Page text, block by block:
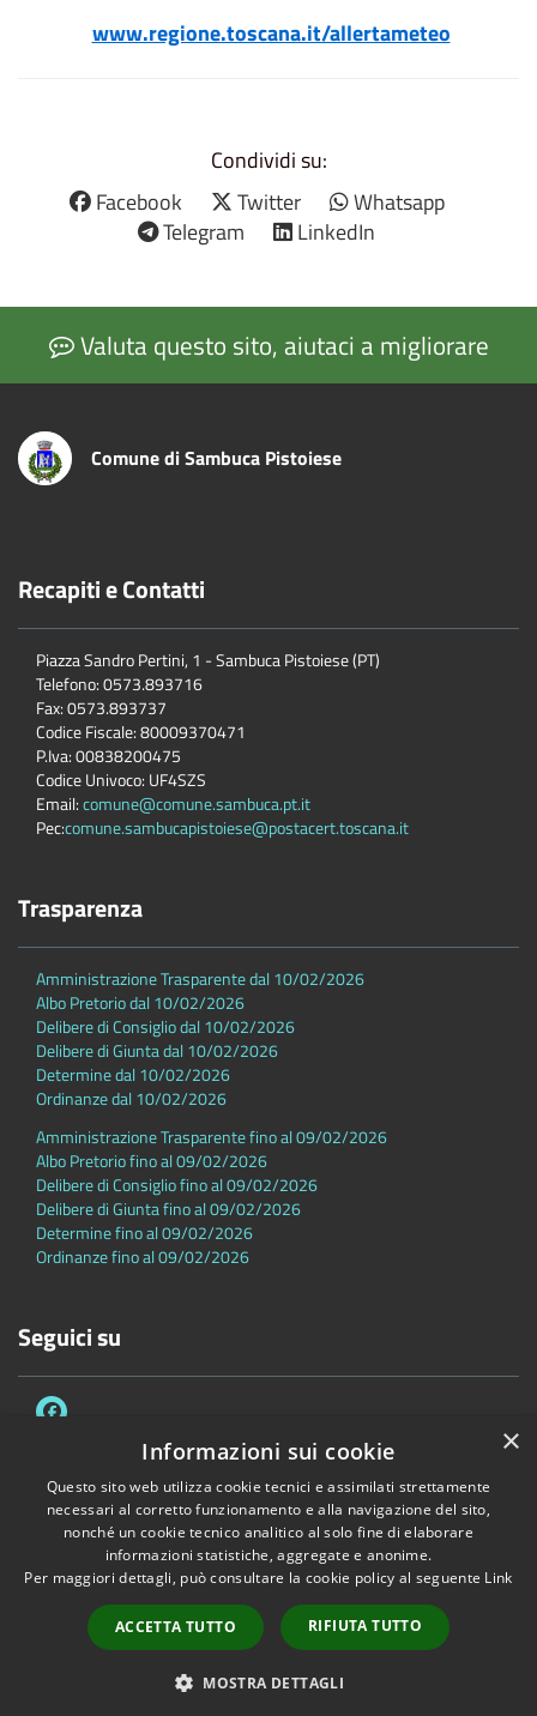
www.regione.toscana.it/allertameteo
Condividi su:
Facebook
Twitter
Whatsapp
Telegram
LinkedIn
Valuta questo sito, aiutaci a migliorare
Comune di Sambuca Pistoiese
Recapiti e Contatti
Piazza Sandro Pertini, 1 - Sambuca Pistoiese (PT)
Telefono: 0573.893716
Fax: 0573.893737
Codice Fiscale: 80009370471
P.Iva: 00838200475
Codice Univoco: UF4SZS
Email:comune@comune.sambuca.pt.it
Pec:comune.sambucapistoiese@postacert.toscana.it
Trasparenza
Amministrazione Trasparente dal 10/02/2026
Albo Pretorio dal 10/02/2026
Delibere di Consiglio dal 10/02/2026
Delibere di Giunta dal 10/02/2026
Determine dal 10/02/2026
Ordinanze dal 10/02/2026
Amministrazione Trasparente fino al 09/02/2026
Albo Pretorio fino al 09/02/2026
Delibere di Consiglio fino al 09/02/2026
Delibere di Giunta fino al 09/02/2026
Determine fino al 09/02/2026
Ordinanze fino al 09/02/2026
Seguici su
Accessibilità Privacy Cookie
Mappa del sito
Dichiarazione di accessibilità
Copyright © 2026 • Comune di Sambuca Pistoiese • Powered by
Municipium•Accesso redazione
×
Informazioni sui cookie
Questo sito web utilizza cookie tecnici e assimilati strettamente
necessari al corretto funzionamento e alla navigazione del sito,
nonché un cookie tecnico analitico al solo fine di elaborare
informazioni statistiche, aggregate e anonime.
Per maggiori dettagli, può consultare la cookie policy al seguente Link
ACCETTA TUTTO RIFIUTA TUTTO
MOSTRA DETTAGLI